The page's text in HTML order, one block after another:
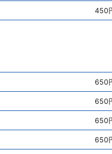
450
650
650
650
650